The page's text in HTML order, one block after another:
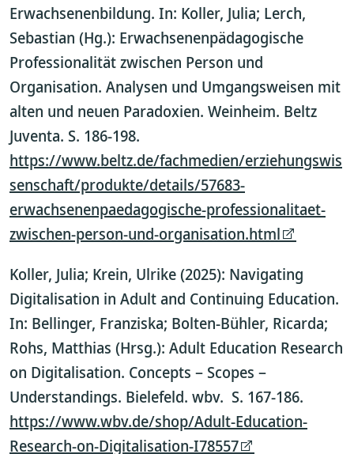
Erwachsenenbildung. In: Koller, Julia; Lerch,
Sebastian (Hg.): Erwachsenenpädagogische
Professionalität zwischen Person und
Organisation. Analysen und Umgangsweisen mit
alten und neuen Paradoxien. Weinheim. Beltz
Juventa. S. 186-198.
https://www.beltz.de/fachmedien/erziehungswis
senschaft/produkte/details/57683-
erwachsenenpaedagogische-professionalitaet-
zwischen-person-und-organisation.html
Koller, Julia; Krein, Ulrike (2025): Navigating
Digitalisation in Adult and Continuing Education.
In: Bellinger, Franziska; Bolten-Bühler, Ricarda;
Rohs, Matthias (Hrsg.): Adult Education Research
on Digitalisation. Concepts – Scopes –
Understandings. Bielefeld. wbv. S. 167-186.
https://www.wbv.de/shop/Adult-Education-
Research-on-Digitalisation-I78557